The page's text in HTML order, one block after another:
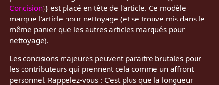
Concision}} est placé en tête de l'article. Ce modèle
marque l'article pour nettoyage (et se trouve mis dans le
même panier que les autres articles marqués pour
nettoyage).
Les concisions majeures peuvent paraitre brutales pour
les contributeurs qui prennent cela comme un affront
personnel. Rappelez-vous : C'est plus que la longueur